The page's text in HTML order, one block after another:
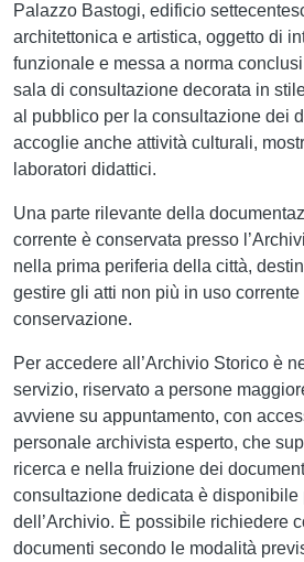
Palazzo Bastogi, edificio
architettonica e artistica, oggetto di
funzionale e messa a norma
sala di consultazione decorata in
al pubblico per la consultazione dei
accoglie anche attività culturali,
laboratori didattici.
Una parte rilevante della
corrente è conservata presso
nella prima periferia della città,
gestire gli atti non più in uso
conservazione.
Per accedere all’Archivio Storico è
servizio, riservato a persone
avviene su appuntamento, con
personale archivista esperto, che
ricerca e nella fruizione dei
consultazione dedicata è disponibile
dell’Archivio. È possibile richiedere
documenti secondo le modalità